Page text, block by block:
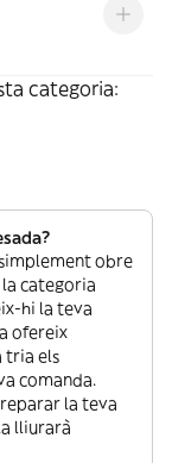
categoria:
obre
categoria
hi la teva
ofereix
tria els
comanda.
la teva
lliurarà